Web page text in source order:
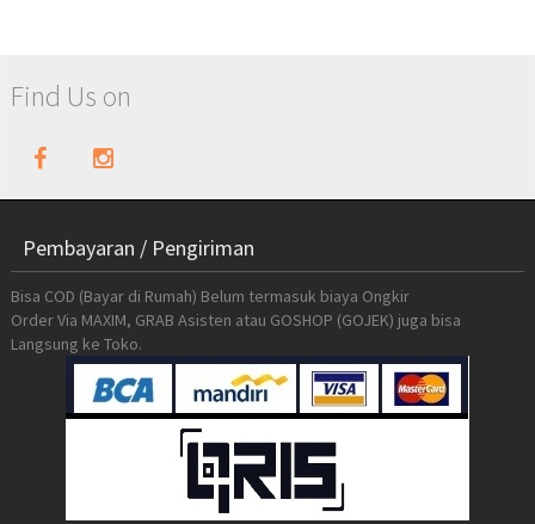
Find Us on
Pembayaran / Pengiriman
Bisa COD (Bayar di Rumah) Belum termasuk biaya Ongkir
Order Via MAXIM, GRAB Asisten atau GOSHOP (GOJEK) juga bisa
Langsung ke Toko.